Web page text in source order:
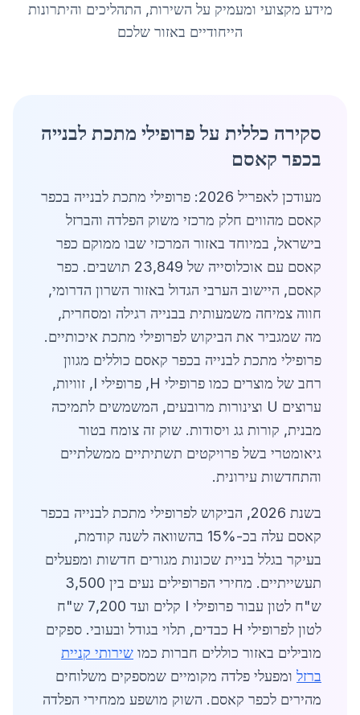
מידע מקצועי ומעמיק על השירות, התהליכים והיתרונות
הייחודיים באזור שלכם
סקירה כללית על פרופילי מתכת לבנייה
בכפר קאסם
מעודכן לאפריל 2026: פרופילי מתכת לבנייה בכפר
קאסם מהווים חלק מרכזי משוק הפלדה והברזל
בישראל, במיוחד באזור המרכזי שבו ממוקם כפר
קאסם עם אוכלוסייה של 23,849 תושבים. כפר
קאסם, היישוב הערבי הגדול באזור השרון הדרומי,
חווה צמיחה משמעותית בבנייה רגילה ומסחרית,
מה שמגביר את הביקוש לפרופילי מתכת איכותיים.
פרופילי מתכת לבנייה בכפר קאסם כוללים מגוון
רחב של מוצרים כמו פרופילי H, פרופילי I, זוויות,
ערוצים U וצינורות מרובעים, המשמשים לתמיכה
מבנית, קורות גג ויסודות. שוק זה צומח בטור
גיאומטרי בשל פרויקטים תשתיתיים ממשלתיים
והתחדשות עירונית.
בשנת 2026, הביקוש לפרופילי מתכת לבנייה בכפר
קאסם עלה בכ-15% בהשוואה לשנה קודמת,
בעיקר בגלל בניית שכונות מגורים חדשות ומפעלים
תעשייתיים. מחירי הפרופילים נעים בין 3,500
ש"ח לטון עבור פרופילי I קלים ועד 7,200 ש"ח
לטון לפרופילי H כבדים, תלוי בגודל ובעובי. ספקים
מובילים באזור כוללים חברות כמו שירותי קניית
ברזל ומפעלי פלדה מקומיים שמספקים משלוחים
מהירים לכפר קאסם. השוק מושפע ממחירי הפלדה